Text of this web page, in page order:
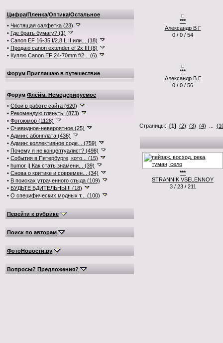
Цифра/Пленка/Оптика/Остальное
• Чистящая салфетка (23)
• Где брать бумагу? (1)
• Canon EF 16-35 f/2.8 L II или... (18)
• Продаю canon extender ef 2x III (8)
• Куплю Canon EF 24-70mm f/2... (6)
Форум Приглашаю в путешествие
Форум Флейм. Немодерируемое
• Сбои в работе сайта (620)
• Рекомендую глянуть! (873)
• Фотоюмор (1128)
• Очевидное-невероятное (25)
• Админ: абонплата (436)
• Админ: коллективное соде... (759)
• Почему я не концептуалист? (498)
• События в Петербурге, кото... (15)
• humor || Как стать знамени... (39)
• Снова о критике и современ... (34)
• В поисках утраченного стыда (109)
• БУДЬТЕ БДИТЕЛЬНЫ!!! (18)
• О специфических модных т... (100)
Перейти к рубрике
Поиск по авторам
ФотоНовости.ру
Вопросы? Предложения?
***
Александр В Г
0 / 0 / 54
***
Александр В Г
0 / 0 / 56
Страницы: [1] (2) (3) (4)
***
STRANNIK VSELENNOY
3 / 23 / 211